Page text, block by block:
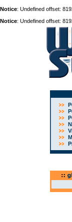
Notice: Undefined offset:
Notice: Undefined offset: